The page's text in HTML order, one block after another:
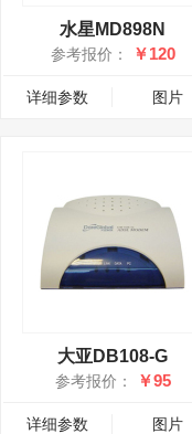
水星MD898N
参考报价： ￥120
详细参数 图片
大亚DB108-G
参考报价： ￥95
详细参数 图片